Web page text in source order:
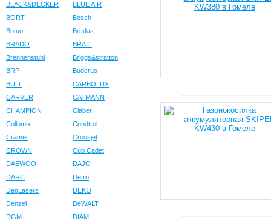
BLACK&DECKER
BLUE AIR
BORT
Bosch
Botuo
Bradas
BRADO
BRAIT
Brennenstuhl
Briggs&stratton
BRP
Buderus
BULL
CARBOLUX
CARVER
CATMANN
CHAMPION
Claber
Collomix
Condtrol
Cramer
Crossjet
CROWN
Cub Cadet
DAEWOO
DAJO
DARC
Defro
DegLasers
DEKO
Denzel
DeWALT
DGM
DIAM